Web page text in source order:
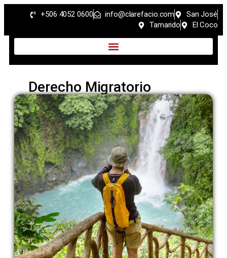
+506 4052 0600 info@clarefacio.com
San José
Tamarido
El Coco
Derecho Migratorio